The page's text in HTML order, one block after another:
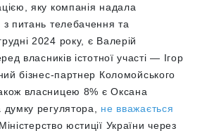
яку компанія надала
з питань телебачення та
2024 року, є Валерій
власників істотної участі — Ігор
бізнес-партнер Коломойського
власницею 8% є Оксана
регулятора, не вважається
Міністерство юстиції України через